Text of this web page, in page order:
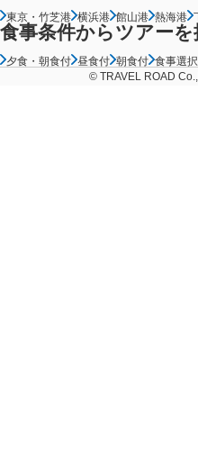
東京・竹芝港 横浜港 館山港 熱海港
食事条件からツアーを
夕食・朝食付 昼食付 朝食付 食事選
© TRAVEL ROAD